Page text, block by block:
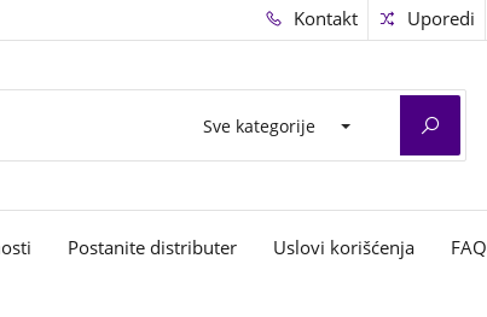
Kontakt Uporedi
Sve kategorije
Postanite distributer Uslovi korišćenja FAQ